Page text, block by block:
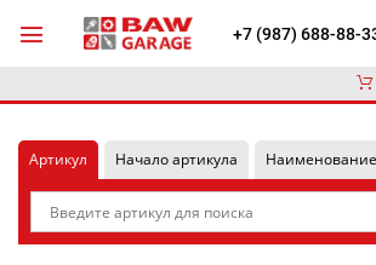
+7 (987) 688-88-
Артикул Начало артикула Наименование